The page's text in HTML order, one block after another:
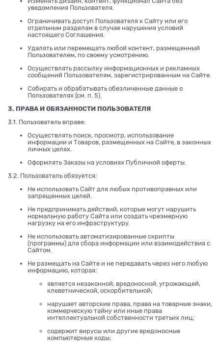
уведомления Пользователя.
Ограничивать доступ Пользователя к Сайту или его
отдельным разделам в случае нарушения условий
настоящего Соглашения.
Удалять или перемещать любой контент, размещенный
Пользователем, по своему усмотрению.
Осуществлять рассылку информационных и рекламных
сообщений Пользователям, зарегистрированным на Сайте.
Собирать и обрабатывать обезличенные данные о
Пользователях (см. п. 5).
3. ПРАВА И ОБЯЗАННОСТИ ПОЛЬЗОВАТЕЛЯ
3.1. Пользователь вправе:
Осуществлять поиск, просмотр, использование
информации и Товаров, размещенных на Сайте, в законных
личных целях.
Оформлять Заказы на условиях Публичной оферты.
3.2. Пользователь обязуется:
Не использовать Сайт для любых противоправных или
запрещенных целей.
Не предпринимать действий, которые могут нарушить
нормальную работу Сайта или создать чрезмерную
нагрузку на его инфраструктуру.
Не использовать автоматизированные скрипты
(программы) для сбора информации или взаимодействия с
Сайтом.
Не размещать на Сайте и не передавать через него любую
информацию, которая:
является незаконной, вредоносной, угрожающей,
клеветнической, оскорбительной;
нарушает авторские права, права на товарные знаки,
коммерческую тайну или иные права
интеллектуальной собственности третьих лиц;
содержит вирусы или другие вредоносные
компьютерные коды;